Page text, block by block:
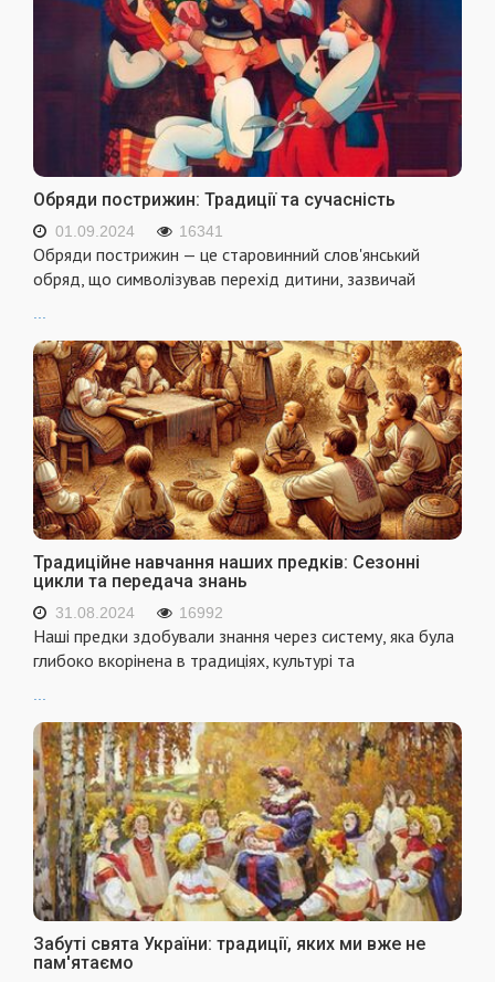
Обряди пострижин: Традиції та сучасність
01.09.2024 16341
Обряди пострижин — це старовинний слов'янський
обряд, що символізував перехід дитини, зазвичай
Традиційне навчання наших предків: Сезонні
цикли та передача знань
31.08.2024 16992
Наші предки здобували знання через систему, яка була
глибоко вкорінена в традиціях, культурі та
Забуті свята України: традиції, яких ми вже не
пам'ятаємо